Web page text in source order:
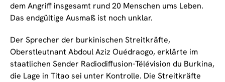
dem Angriff insgesamt rund 20 Menschen ums Leben.
Das endgültige Ausmaß ist noch unklar.
Der Sprecher der burkinischen Streitkräfte,
Oberstleutnant Abdoul Aziz Ouédraogo, erklärte im
staatlichen Sender Radiodiffusion-Télévision du Burkina,
die Lage in Titao sei unter Kontrolle. Die Streitkräfte